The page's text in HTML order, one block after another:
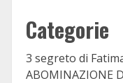
Categorie
3 segreto di
ABOMINAZIONE